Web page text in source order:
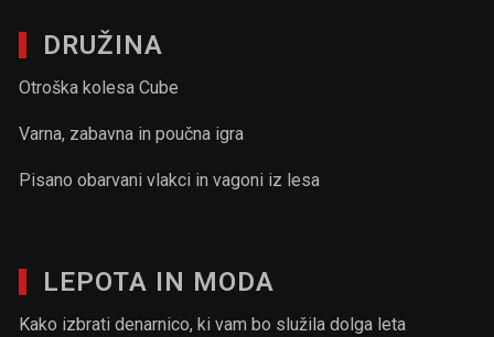
DRUŽINA
Otroška kolesa Cube
Varna, zabavna in poučna igra
Pisano obarvani vlakci in vagoni iz lesa
LEPOTA IN MODA
Kako izbrati denarnico, ki vam bo služila dolga leta